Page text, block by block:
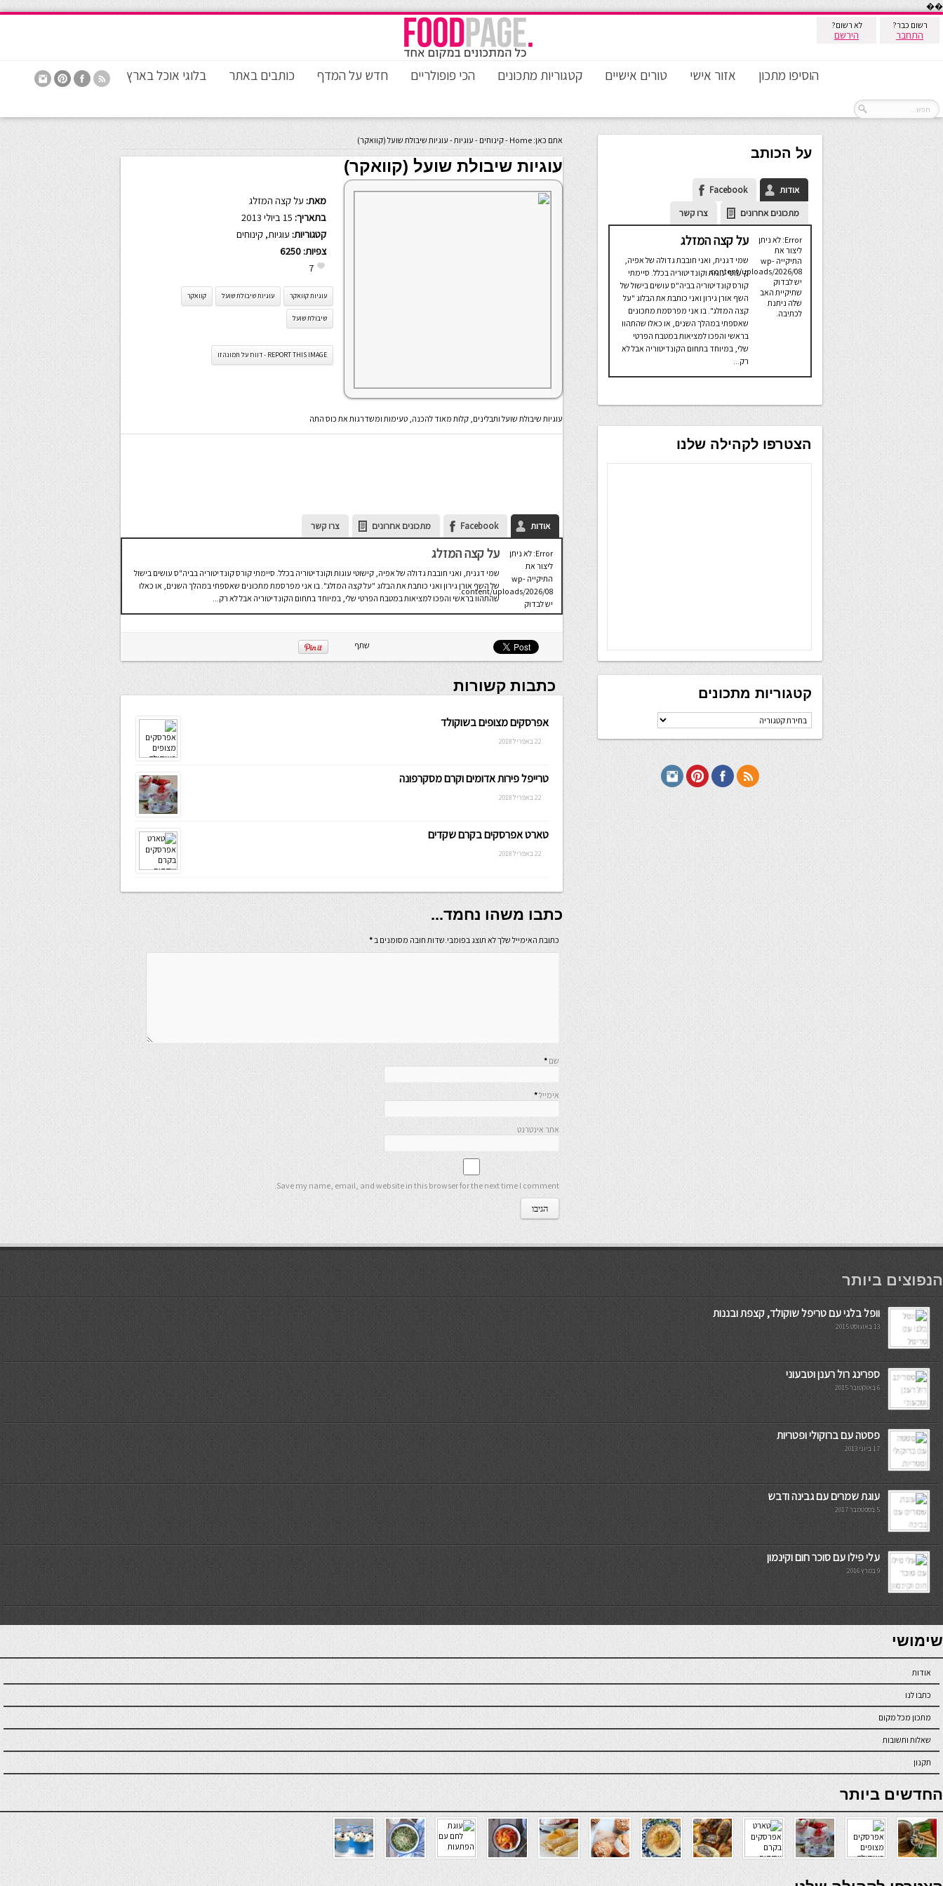
��
רשום כבר?
התחבר
לא רשום?
הירשם
הוסיפו מתכון אזור אישי טורים אישיים קטגוריות מתכונים הכי פופולריים חדש על המדף כותבים באתר בלוגי אוכל בארץ
אתם כאן: Home
-קינוחים - עוגיות- עוגיות שיבולת שועל (קוואקר)
עוגיות שיבולת שועל (קוואקר)
מאת: על קצה המזלג
בתאריך:
קטגוריות: עוגיות, קינוחים
צפיות: 6250
7
עוגיות קוואקר עוגיות שיבולת שועל קוואקר
שיבולת שועל
REPORT THIS IMAGE - דווח על תמונה זו
עוגיות שיבולת שועל ותבלינים, קלות מאוד להכנה, טעימות ומשדרגות את כוס התה
אודות Facebook מתכונים אחרונים צרו קשר
Error: לא ניתן
ליצור את
התיקייה wp-
content/uploads/2026/08.
יש לבדוק
שתיקיית האב
לכתיבה.
על קצה המזלג
שמי דגנית, ואני חובבת גדולה של אפיה, קישוטי עוגות וקונדיטוריה בכלל. סיימתי קורס קונדיטוריה בביה"ס עושים בישול
של השף אורן גירון ואני כותבת את הבלוג "על קצה המזלג". בו אני מפרסמת מתכונים שאספתי במהלך השנים, או כאלו
שהתהוו בראשי והפכו למציאות במטבח הפרטי שלי, במיוחד בתחום הקונדיטוריה אבל לא רק...
שתף
כתבות קשורות
אפרסקים מצופים בשוקולד
22 באפריל 2018
טרייפל פירות אדומים וקרם מסקרפונה
22 באפריל 2018
טארט אפרסקים בקרם שקדים
22 באפריל 2018
כתבו משהו נחמד...
כתובת האימייל שלך לא תוצג בפומבי.שדות חובה מסומנים ב*
שם *
אימייל*
אתר אינטרנט
Save my name, email, and website in this browser for the next time I comment.
על הכותב
אודות
Facebook
מתכונים אחרונים
צרו קשר
Error: לא ניתן
ליצור את
התיקייה wp-
content/uploads/2026/08.
יש לבדוק
שתיקיית האב
שלה ניתנת
לכתיבה.
על קצה המזלג
שמי דגנית, ואני חובבת גדולה של אפיה,
קישוטי עוגות וקונדיטוריה בכלל. סיימתי
קורס קונדיטוריה בביה"ס עושים בישול של
השף אורן גירון ואני כותבת את הבלוג "על
קצה המזלג". בו אני מפרסמת מתכונים
שאספתי במהלך השנים, או כאלו שהתהוו
בראשי והפכו למציאות במטבח הפרטי
שלי, במיוחד בתחום הקונדיטוריה אבל לא
רק...
הצטרפו לקהילה שלנו
קטגוריות מתכונים
קטגוריות
מתכונים
мостбет кг
הנפוצים ביותר
וופל בלגי עם טריפל שוקולד, קצפת ובננות
13 באוגוסט 2015
ספרינג רול רענן וטבעוני
6 באוקטובר 2015
פסטה עם ברוקולי ופטריות
17 ביוני 2013
עוגת שמרים עם גבינה ודבש
5 בספטמבר 2017
עלי פילו עם סוכר חום וקינמון
9 במרץ 2016
7slots
seriöse online casinos österreich
שימושי
אודות
כתבו לנו
מתכון מכל מקום
שאלות ותשובות
תקנון
online casino
החדשים ביותר
verde casino